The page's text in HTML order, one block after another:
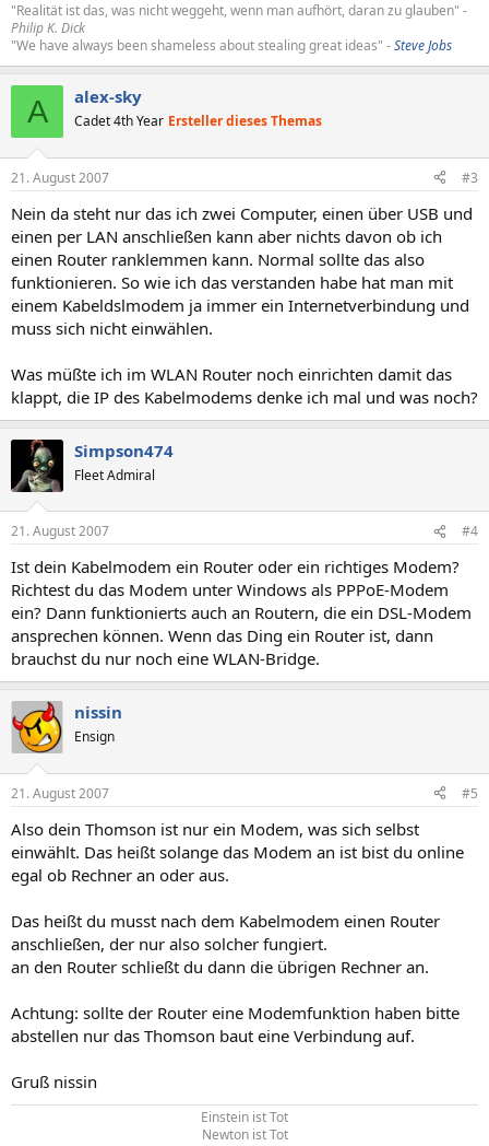
"Realität ist das, was nicht weggeht, wenn man aufhört, daran zu glauben" -
Philip K. Dick
"We have always been shameless about stealing great ideas" -Steve Jobs
A alex-sky
Cadet 4th Year Ersteller dieses Themas
21. August 2007 #3
Nein da steht nur das ich zwei Computer, einen über USB und
einen per LAN anschließen kann aber nichts davon ob ich
einen Router ranklemmen kann. Normal sollte das also
funktionieren. So wie ich das verstanden habe hat man mit
einem Kabeldslmodem ja immer ein Internetverbindung und
muss sich nicht einwählen.
Was müßte ich im WLAN Router noch einrichten damit das
klappt, die IP des Kabelmodems denke ich mal und was noch?
Simpson474
Fleet Admiral
21. August 2007 #4
Ist dein Kabelmodem ein Router oder ein richtiges Modem?
Richtest du das Modem unter Windows als PPPoE-Modem
ein? Dann funktionierts auch an Routern, die ein DSL-Modem
ansprechen können. Wenn das Ding ein Router ist, dann
brauchst du nur noch eine WLAN-Bridge.
nissin
Ensign
21. August 2007 #5
Also dein Thomson ist nur ein Modem, was sich selbst
einwählt. Das heißt solange das Modem an ist bist du online
egal ob Rechner an oder aus.
Das heißt du musst nach dem Kabelmodem einen Router
anschließen, der nur also solcher fungiert.
an den Router schließt du dann die übrigen Rechner an.
Achtung: sollte der Router eine Modemfunktion haben bitte
abstellen nur das Thomson baut eine Verbindung auf.
Gruß nissin
Einstein ist Tot
Newton ist Tot